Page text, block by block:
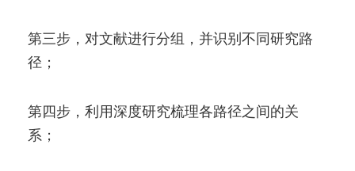
第三步，对文献进行分组，并识别不同研究路
径；
第四步，利用深度研究梳理各路径之间的关
系；